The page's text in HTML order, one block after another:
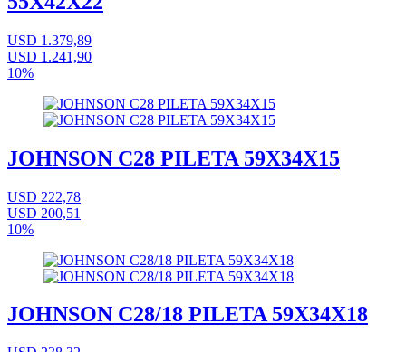
USD 1.379,89
USD 1.241,90
10%
JOHNSON C28 PILETA 59X34X15
USD 222,78
USD 200,51
10%
JOHNSON C28/18 PILETA 59X34X18